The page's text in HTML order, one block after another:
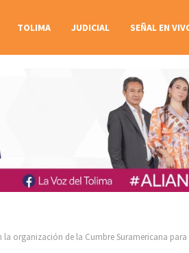
TOLIMA JUDICIAL SEÑAL EN
la organización de la Cumbre Suramericana